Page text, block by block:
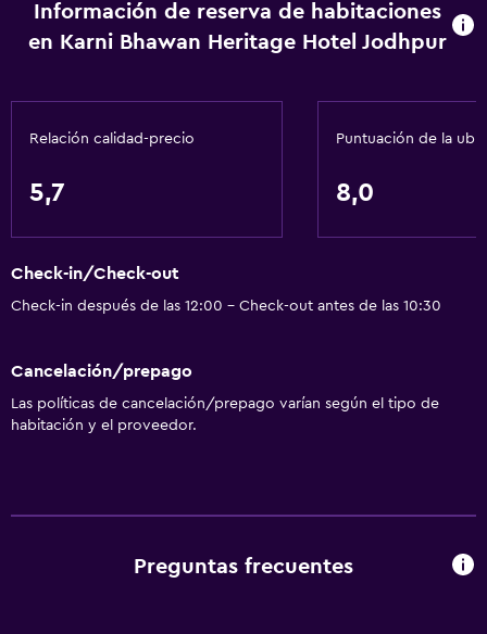
Información de reserva de habitaciones
en Karni Bhawan Heritage Hotel Jodhpur
Relación calidad-precio
5,7
Puntuación de la
8,0
Check-in/Check-out
Check-in después de las 12:00 - Check-out antes de las 10:30
Cancelación/prepago
Las políticas de cancelación/prepago varían según el tipo de
habitación y el proveedor.
Preguntas frecuentes